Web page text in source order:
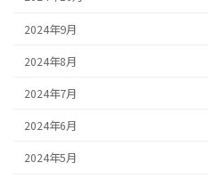
2024年9月
2024年8月
2024年7月
2024年6月
2024年5月